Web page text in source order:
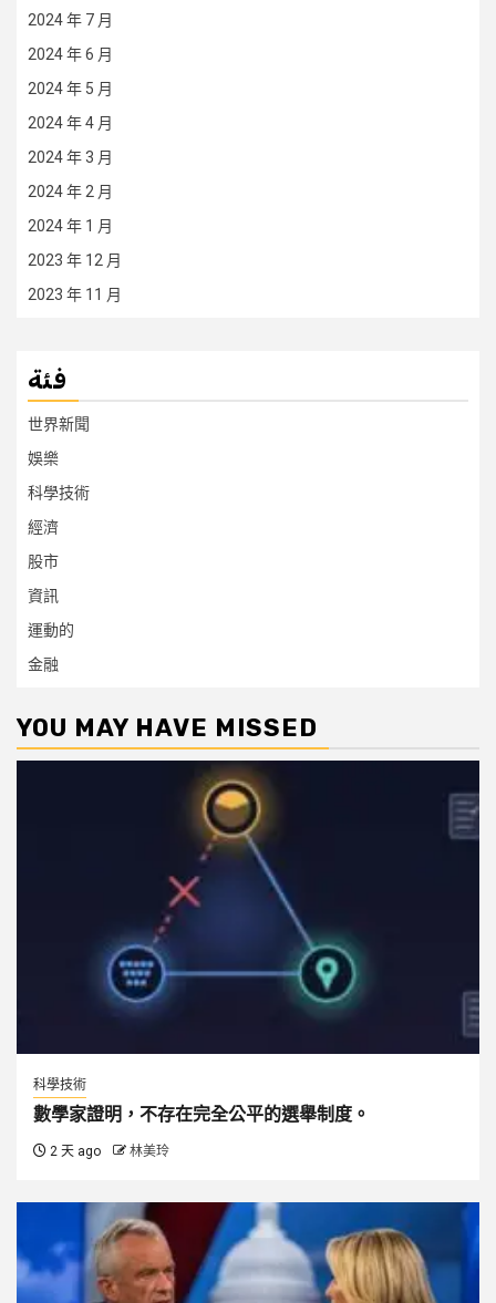
2024 年 7 月
2024 年 6 月
2024 年 5 月
2024 年 4 月
2024 年 3 月
2024 年 2 月
2024 年 1 月
2023 年 12 月
2023 年 11 月
فئة
世界新聞
娛樂
科學技術
經濟
股市
資訊
運動的
金融
YOU MAY HAVE MISSED
科學技術
數學家證明，不存在完全公平的選舉制度。
2 天 ago 林美玲